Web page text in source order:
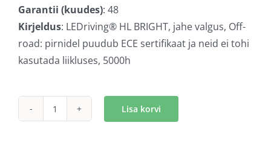
Garantii (kuudes): 48
Kirjeldus: LEDriving® HL BRIGHT, jahe valgus, Off-
road: pirnidel puudub ECE sertifikaat ja neid ei tohi
kasutada liikluses, 5000h
Osram
Lisa korvi